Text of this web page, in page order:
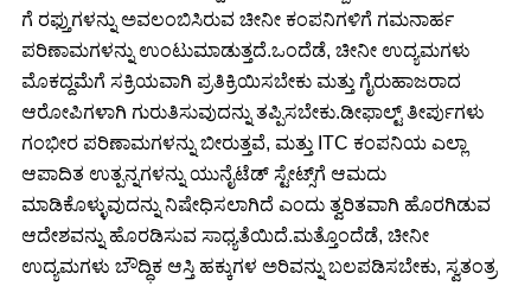
ಗೆ ರಫ್ತುಗಳನ್ನು ಅವಲಂಬಿಸಿರುವ ಚೀನೀ ಕಂಪನಿಗಳಿಗೆ ಗಮನಾರ್ಹ
ಪರಿಣಾಮಗಳನ್ನು ಉಂಟುಮಾಡುತ್ತದೆ.ಒಂದೆಡೆ, ಚೀನೀ ಉದ್ಯಮಗಳು
ಮೊಕದ್ದಮೆಗೆ ಸಕ್ರಿಯವಾಗಿ ಪ್ರತಿಕ್ರಿಯಿಸಬೇಕು ಮತ್ತು ಗೈರುಹಾಜರಾದ
ಆರೋಪಿಗಳಾಗಿ ಗುರುತಿಸುವುದನ್ನು ತಪ್ಪಿಸಬೇಕು.ಡೀಫಾಲ್ಟ್ ತೀರ್ಪುಗಳು
ಗಂಭೀರ ಪರಿಣಾಮಗಳನ್ನು ಬೀರುತ್ತವೆ, ಮತ್ತು ITC ಕಂಪನಿಯ ಎಲ್ಲಾ
ಆಪಾದಿತ ಉತ್ಪನ್ನಗಳನ್ನು ಯುನೈಟೆಡ್ ಸ್ಟೇಟ್ಸ್‌ಗೆ ಆಮದು
ಮಾಡಿಕೊಳ್ಳುವುದನ್ನು ನಿಷೇಧಿಸಲಾಗಿದೆ ಎಂದು ತ್ವರಿತವಾಗಿ ಹೊರಗಿಡುವ
ಆದೇಶವನ್ನು ಹೊರಡಿಸುವ ಸಾಧ್ಯತೆಯಿದೆ.ಮತ್ತೊಂದೆಡೆ, ಚೀನೀ
ಉದ್ಯಮಗಳು ಬೌದ್ಧಿಕ ಆಸ್ತಿ ಹಕ್ಕುಗಳ ಅರಿವನ್ನು ಬಲಪಡಿಸಬೇಕು, ಸ್ವತಂತ್ರ